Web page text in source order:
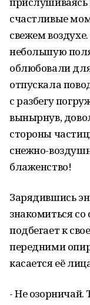
счастливые
свежем
небольшую
облюбовали
отпускала
с разбегу
вынырнув,
стороны
снежно-
блаженство!
Зарядившись
знакомиться
подбегает к
передними
касается её
- Не озорничай.